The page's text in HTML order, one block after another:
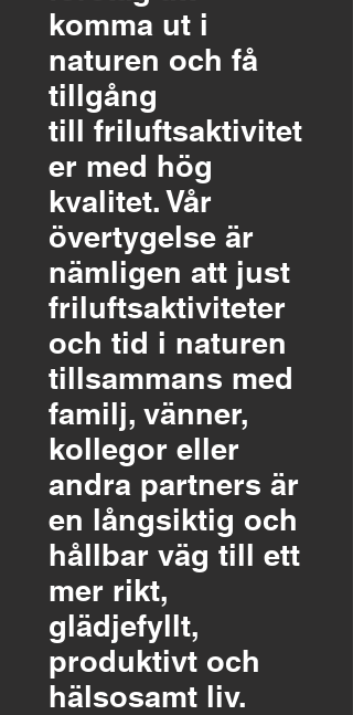
komma ut i
naturen och få
tillgång
till friluftsaktivitet
er med hög
kvalitet. Vår
övertygelse är
nämligen att just
friluftsaktiviteter
och tid i naturen
tillsammans med
familj, vänner,
kollegor eller
andra partners är
en långsiktig och
hållbar väg till ett
mer rikt,
glädjefyllt,
produktivt och
hälsosamt liv.